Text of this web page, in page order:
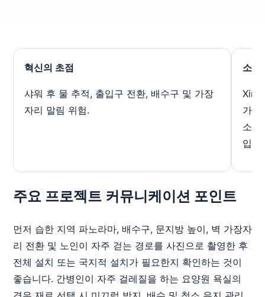
혁신의 초점
샤워 후 물 추적, 출입구 전환, 배수구 및 가장
자리 말림 위험.
소재
가
소규
입니
주요 프로젝트 커뮤니케이션 포인트
먼저 습한 지역 파노라마, 배수구, 문지방 높이, 벽 가장자
리 전환 및 노인이 자주 걷는 경로를 사진으로 촬영한 후
전체 설치 또는 국지적 설치가 필요한지 확인하는 것이
좋습니다. 간병인이 자주 걸레질을 하는 요양원 ​​욕실의